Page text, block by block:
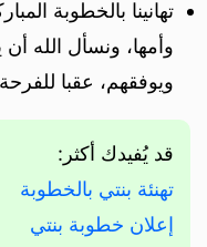
تهانينا بالخطوبة
وأمها، ونسأل الله
ويوفقهم، عقبا
قد يُفيدك أكثر:
تهنئة بنتي بالخطوبة
إعلان خطوبة بنتي